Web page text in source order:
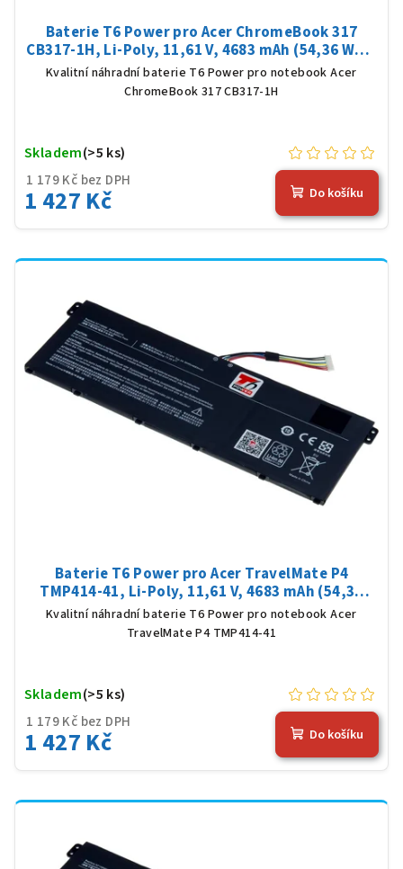
Baterie T6 Power pro Acer ChromeBook 317
CB317-1H, Li-Poly, 11,61 V, 4683 mAh (54,36 Wh),
černá
Kvalitní náhradní baterie T6 Power pro notebook Acer
ChromeBook 317 CB317-1H
1 179 Kč bez DPH
1 427 Kč
Skladem(>5 ks)
Do košíku
Baterie T6 Power pro Acer TravelMate P4
TMP414-41, Li-Poly, 11,61 V, 4683 mAh (54,36
Wh), černá
Kvalitní náhradní baterie T6 Power pro notebook Acer
TravelMate P4 TMP414-41
1 179 Kč bez DPH
1 427 Kč
Skladem(>5 ks)
Do košíku